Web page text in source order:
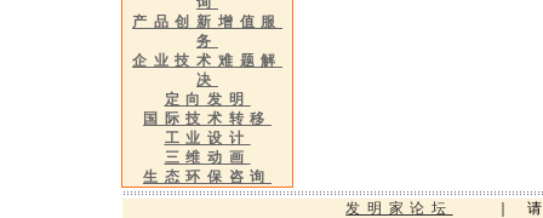
产品创新增值服
务
企业技术难题解
决
定向发明
国际技术转移
工业设计
三维动画
生态环保咨询
发明家论坛
｜ 请